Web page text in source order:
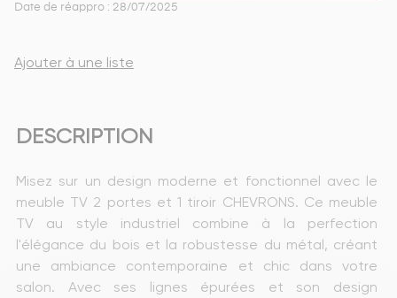
Date de réappro : 28/07/2025
Ajouter à une liste
DESCRIPTION
Misez sur un design moderne et fonctionnel avec le
meuble TV 2 portes et 1 tiroir CHEVRONS. Ce meuble
TV au style industriel combine à la perfection
l'élégance du bois et la robustesse du métal, créant
une ambiance contemporaine et chic dans votre
salon. Avec ses lignes épurées et son design